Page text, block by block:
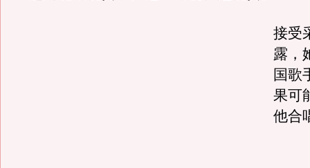
接受
露，
国歌
果可
他合